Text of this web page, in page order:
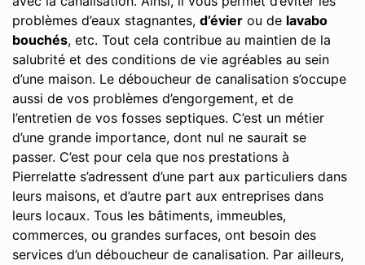
problèmes d’eaux stagnantes, d’évier ou de lavabo
bouchés, etc. Tout cela contribue au maintien de la
salubrité et des conditions de vie agréables au sein
d’une maison. Le déboucheur de canalisation s’occupe
aussi de vos problèmes d’engorgement, et de
l’entretien de vos fosses septiques. C’est un métier
d’une grande importance, dont nul ne saurait se
passer. C’est pour cela que nos prestations à
Pierrelatte s’adressent d’une part aux particuliers dans
leurs maisons, et d’autre part aux entreprises dans
leurs locaux. Tous les bâtiments, immeubles,
commerces, ou grandes surfaces, ont besoin des
services d’un déboucheur de canalisation. Par ailleurs,